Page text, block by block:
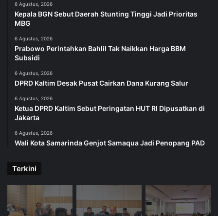
6 Agustus, 2026
Kepala BGN Sebut Daerah Stunting Tinggi Jadi Prioritas
MBG
6 Agustus, 2026
Prabowo Perintahkan Bahlil Tak Naikkan Harga BBM
Subsidi
6 Agustus, 2026
DPRD Kaltim Desak Pusat Cairkan Dana Kurang Salur
6 Agustus, 2026
Ketua DPRD Kaltim Sebut Peringatan HUT RI Dipusatkan di
Jakarta
6 Agustus, 2026
Wali Kota Samarinda Genjot Samaqua Jadi Penopang PAD
Terkini